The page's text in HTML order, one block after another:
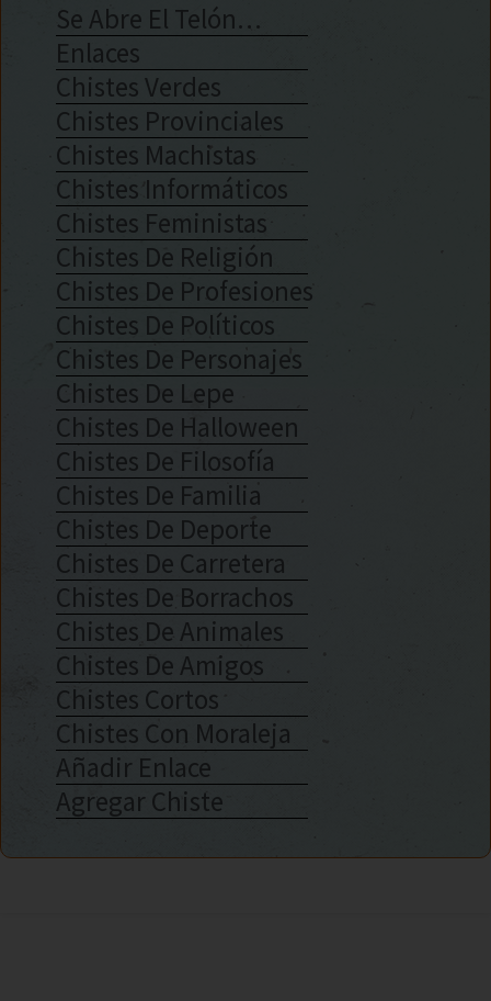
Se Abre El Telón…
Enlaces
Chistes Verdes
Chistes Provinciales
Chistes Machistas
Chistes Informáticos
Chistes Feministas
Chistes De Religión
Chistes De Profesiones
Chistes De Políticos
Chistes De Personajes
Chistes De Lepe
Chistes De Halloween
Chistes De Filosofía
Chistes De Familia
Chistes De Deporte
Chistes De Carretera
Chistes De Borrachos
Chistes De Animales
Chistes De Amigos
Chistes Cortos
Chistes Con Moraleja
Añadir Enlace
Agregar Chiste